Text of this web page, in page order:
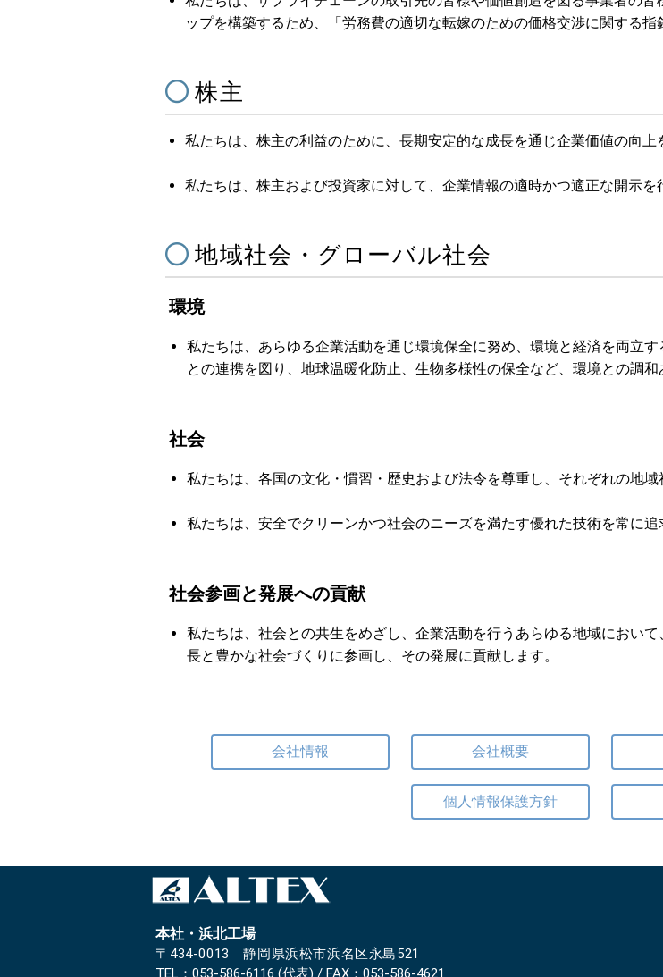
ップを構築するため、「労務費の適切な転嫁のための価格交渉に関する指
株主
私たちは、株主の利益のために、長期安定的な成長を通じ企業価値の向上
私たちは、株主および投資家に対して、企業情報の適時かつ適正な開示を
地域社会・グローバル社会
環境
私たちは、あらゆる企業活動を通じ環境保全に努め、環境と経済を両立
との連携を図り、地球温暖化防止、生物多様性の保全など、環境との調和
社会
私たちは、各国の文化・慣習・歴史および法令を尊重し、それぞれの地域
私たちは、安全でクリーンかつ社会のニーズを満たす優れた技術を常に追
社会参画と発展への貢献
私たちは、社会との共生をめざし、企業活動を行うあらゆる地域におい
長と豊かな社会づくりに参画し、その発展に貢献します。
会社情報 会社概要
個人情報保護方針
本社・浜北工場
〒434-0013 静岡県浜松市浜名区永島521